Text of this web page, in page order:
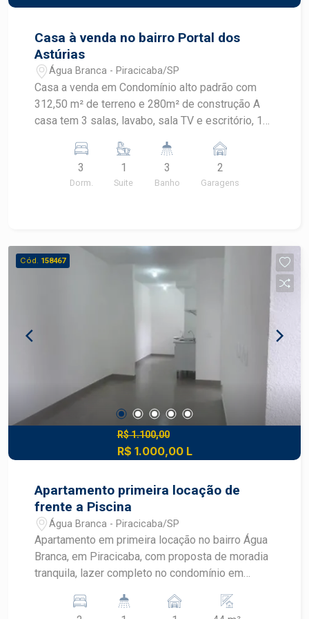
Casa à venda no bairro Portal dos
Astúrias
Água Branca - Piracicaba/SP
Casa a venda em Condomínio alto padrão com
312,50 m² de terreno e 280m² de construção A
casa tem 3 salas, lavabo, sala TV e escritório, 1
com closet, armário planejado em um dos quartos
e no corredor copa/cozinha planejada, dispensa,
A garagem é para 3 carros; a casa tem
banheiro externo, O Condomínio oferece portaria
24h, agradável área de lazer com playground,
campo de futebol, quadra poliesportiva e de tênis
3
Dorm.
1
Suite
3
Banho
2
Garagens
Cód. 158467
R$ 1.100,00
R$ 1.000,00 L
Apartamento primeira locação de
frente a Piscina
Água Branca - Piracicaba/SP
Apartamento em primeira locação no bairro Água
Branca, em Piracicaba, com proposta de moradia
tranquila, lazer completo no condomínio em
quem busca conforto e qualidade de vida em uma